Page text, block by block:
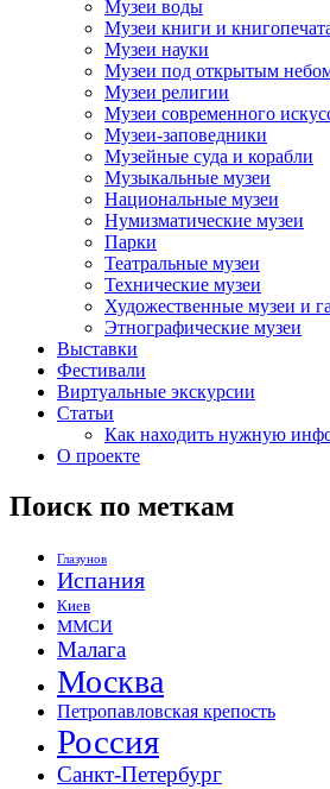
Музеи воды
Музеи книги и
Музеи науки
Музеи под открытым
Музеи религии
Музеи современного
Музеи-заповедники
Музейные суда и корабли
Музыкальные музеи
Национальные музеи
Нумизматические музеи
Парки
Театральные музеи
Технические музеи
Художественные музеи и
Этнографические музеи
Выставки
Фестивали
Виртуальные экскурсии
Статьи
Как находить нужную
О проекте
Поиск по меткам
Глазунов
Испания
Киев
ММСИ
Малага
Москва
Петропавловская крепость
Россия
Санкт-Петербург